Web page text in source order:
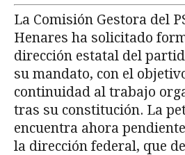
La Comisión Gestora del
Henares ha solicitado
dirección estatal del
su mandato, con el
continuidad al trabajo
tras su constitución. La
encuentra ahora
la dirección federal, que